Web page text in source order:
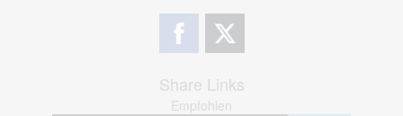
Share Links
Empfohlen